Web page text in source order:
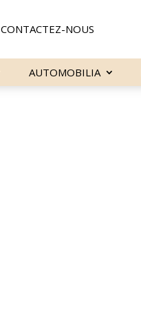
CONTACTEZ-NOUS
AUTOMOBILIA